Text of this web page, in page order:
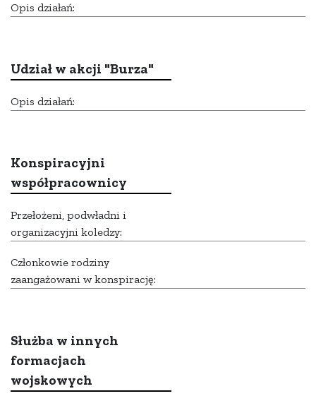
Opis działań:
Udział w akcji "Burza"
Opis działań:
Konspiracyjni
współpracownicy
Przełożeni, podwładni i
organizacyjni koledzy:
Członkowie rodziny
zaangażowani w konspirację:
Służba w innych
formacjach
wojskowych